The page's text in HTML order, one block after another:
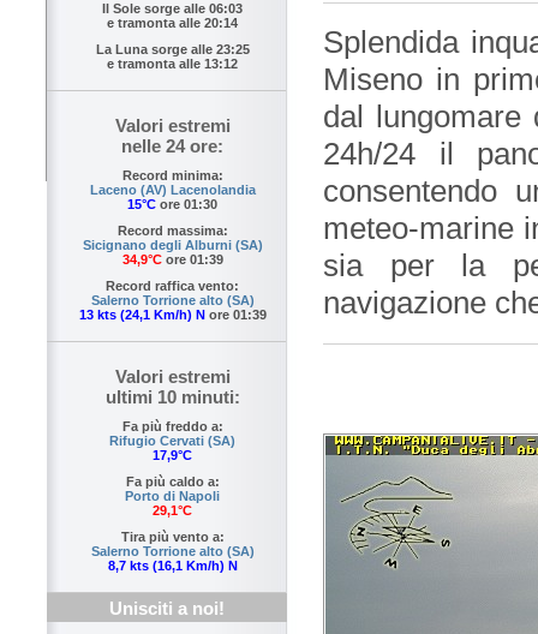
Il Sole sorge alle 06:03
e tramonta alle 20:14
La Luna sorge alle 23:25
e tramonta alle 13:12
Valori estremi
nelle 24 ore:
Record minima:
Laceno (AV) Lacenolandia
15°C ore 01:30
Record massima:
Sicignano degli Alburni (SA)
34,9°Core 01:39
Record raffica vento:
Salerno Torrione alto (SA)
13 kts (24,1 Km/h) N ore 01:39
Valori estremi
ultimi 10 minuti:
Fa più freddo a:
Rifugio Cervati (SA)
17,9°C
Fa più caldo a:
Porto di Napoli
29,1°C
Tira più vento a:
Salerno Torrione alto (SA)
8,7 kts (16,1 Km/h) N
Unisciti a noi!
Splendida
Miseno in
dal lungomare
24h/24 il
consentendo
meteo-marine
sia per la
navigazione